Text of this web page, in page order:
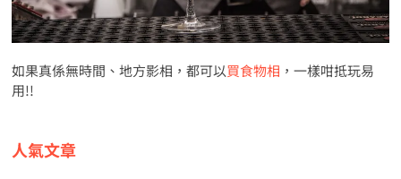
如果真係無時間、地方影相，都可以買食物相 ，一樣咁抵玩易
用!!
人氣文章